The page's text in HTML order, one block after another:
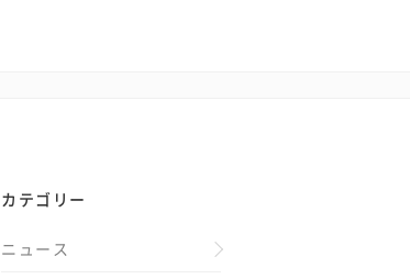
カテゴリー
ニュース